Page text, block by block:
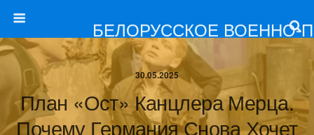
БЕЛОРУССКОЕ ВОЕННО-
30.05.2025
План «Ост» Канцлера Мерца.
Почему Германия Снова Хочет